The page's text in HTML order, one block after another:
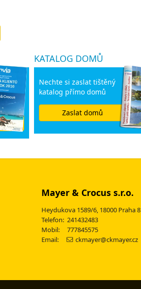
KATALOG DOMŮ
Nechte si zaslat tištěný
katalog přímo domů
Zaslat domů
Mayer & Crocus s.r.o.
Heydukova 1589/6, 18000 Praha 8
Telefon: 241432483
Mobil: 777845575
Email:
ckmayer@ckmayer.cz